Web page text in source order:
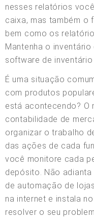
nesses relatórios
caixa, mas também o
bem como os
Mantenha o
software de inventário
É uma situação
com produtos
está acontecendo? O
contabilidade de
organizar o trabalho
das ações de cada
você monitore cada
depósito. Não
de automação de
na internet e instala
resolver o seu